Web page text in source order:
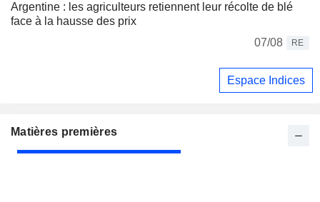
Argentine : les agriculteurs retiennent leur récolte de blé
face à la hausse des prix
07/08
RE
Espace Indices
Matières premières